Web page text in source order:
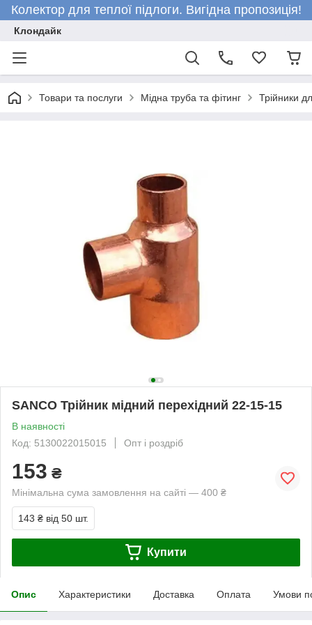
Колектор для теплої підлоги. Вигідна пропозиція!
Клондайк
Товари та послуги Мідна труба та фітинг Трійники
SANCO Трійник мідний перехідний 22-15-15
В наявності
Код: 5130022015015
Опт і роздріб
153 ₴
Мінімальна сума замовлення на сайті — 400 ₴
143 ₴ від 50 шт.
Купити
Опис Характеристики Доставка Оплата Умови